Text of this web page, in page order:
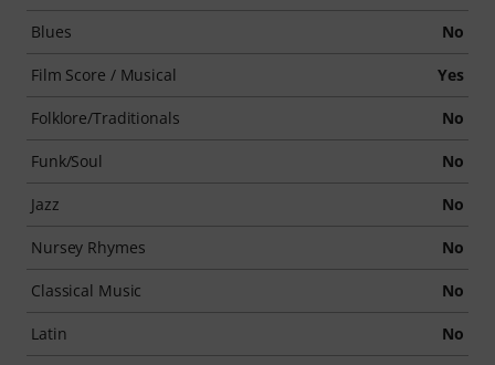
Blues No
Film Score / Musical Yes
Folklore/Traditionals No
Funk/Soul No
Jazz No
Nursey Rhymes No
Classical Music No
Latin No